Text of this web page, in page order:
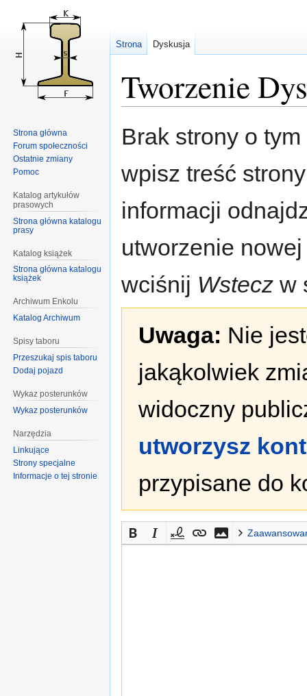
Tworzenie
do
do
Brak strony o
wpisz treść
informacji
utworzenie
wciśnij Wstecz w
Uwaga: Nie
jakąkolwiek
widoczny
utworzysz
przypisane do
Strona Dyskusja
Strona główna
Forum społeczności
Ostatnie zmiany
Pomoc
Katalog artykułów
prasowych
Strona główna katalogu
prasy
Katalog książek
Strona główna katalogu
książek
Archiwum Enkolu
Katalog Archiwum
Spisy taboru
Przeszukaj spis taboru
Dodaj pojazd
Wykaz posterunków
Wykaz posterunków
Narzędzia
Linkujące
Strony specjalne
Informacje o tej stronie